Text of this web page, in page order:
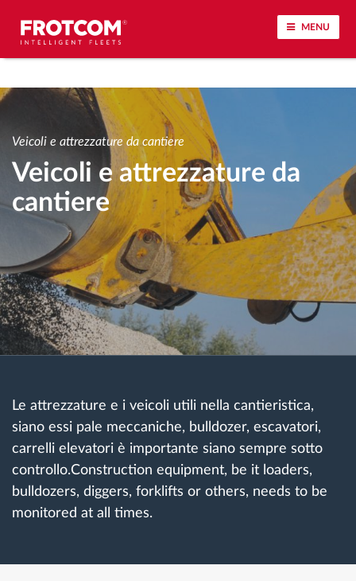
MENU
Tracciamento dei veicoli e monitoraggio dei
Analisi dello stile di guida
Monitoraggio dei tempi di guida
Gestione delle forza lavoro
Download remoto del cronotachigrafo
Controllo accessi
Pianificazione dei percorsi e monitoraggio
Identificazione automatica del conducente
Scopri tutte le caratteristiche
Veicoli e attrezzature da cantiere
Veicoli e attrezzature da
cantiere
Le attrezzature e i veicoli utili nella cantieristica,
siano essi pale meccaniche, bulldozer, escavatori,
carrelli elevatori è importante siano sempre sotto
controllo.Construction equipment, be it loaders,
bulldozers, diggers, forklifts or others, needs to be
monitored at all times.